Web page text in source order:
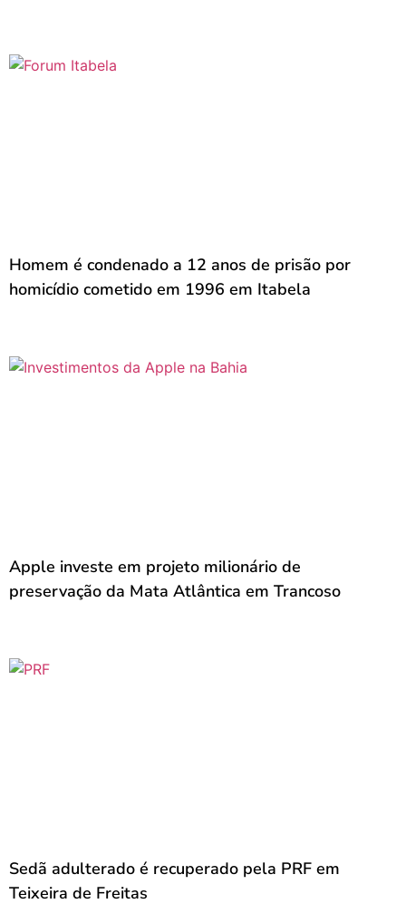
Homem é condenado a 12 anos de prisão por
homicídio cometido em 1996 em Itabela
Apple investe em projeto milionário de
preservação da Mata Atlântica em Trancoso
Sedã adulterado é recuperado pela PRF em
Teixeira de Freitas